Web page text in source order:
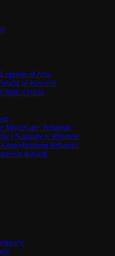
of Aria
of Warcraft
Online
MoonGate: Britannia
i Nagrody w Britannii
Kontrybutorem Britannii!
donacji